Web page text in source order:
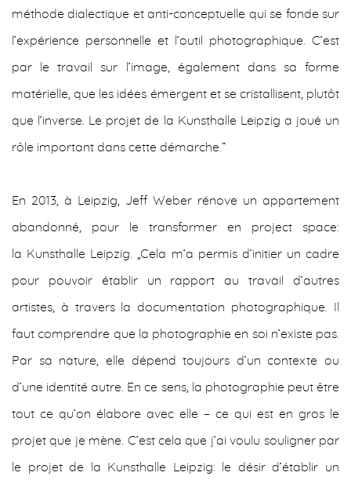
méthode dialectique et anti-conceptuelle qui se fonde sur
l’expérience personnelle et l’outil photographique. C’est
par le travail sur l’image, également dans sa forme
matérielle, que les idées émergent et se cristallisent, plutôt
que l’inverse. Le projet de la Kunsthalle Leipzig a joué un
rôle important dans cette démarche.“
En 2013, à Leipzig, Jeff Weber rénove un appartement
abandonné, pour le transformer en project space:
la Kunsthalle Leipzig. „Cela m’a permis d’initier un cadre
pour pouvoir établir un rapport au travail d’autres
artistes, à travers la documentation photographique. Il
faut comprendre que la photographie en soi n’existe pas.
Par sa nature, elle dépend toujours d’un contexte ou
d’une identité autre. En ce sens, la photographie peut être
tout ce qu’on élabore avec elle – ce qui est en gros le
projet que je mène. C’est cela que j’ai voulu souligner par
le projet de la Kunsthalle Leipzig: le désir d’établir un